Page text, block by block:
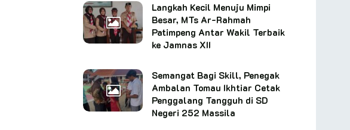
Langkah Kecil Menuju Mimpi
Besar, MTs Ar-Rahmah
Patimpeng Antar Wakil Terbaik
ke Jamnas XII
Semangat Bagi Skill, Penegak
Ambalan Tomau Ikhtiar Cetak
Penggalang Tangguh di SD
Negeri 252 Massila